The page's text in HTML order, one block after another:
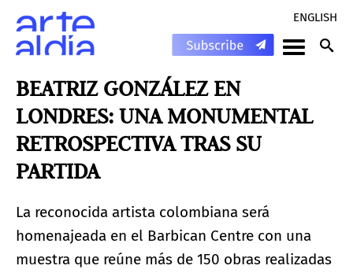
ENGLISH
BEATRIZ GONZÁLEZ EN
LONDRES: UNA MONUMENTAL
RETROSPECTIVA TRAS SU
PARTIDA
La reconocida artista colombiana será
homenajeada en el Barbican Centre con una
muestra que reúne más de 150 obras realizadas